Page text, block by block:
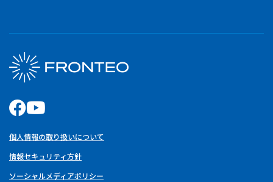
個人情報の取り扱いについて
情報セキュリティ方針
ソーシャルメディアポリシー